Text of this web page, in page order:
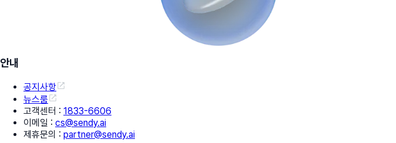
안내
공지사항
뉴스룸
고객센터 : 1833-6606
이메일 : cs@sendy.ai
제휴문의 : partner@sendy.ai